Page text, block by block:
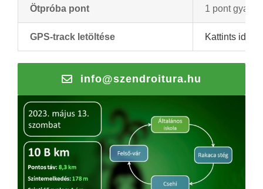
Ötpróba pont 1 pont
GPS-track letöltése Kattints ide a
info@szendroitura.hu